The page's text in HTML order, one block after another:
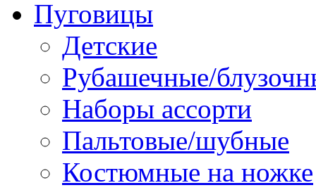
Пуговицы
Детские
Рубашечные/
Наборы ассорти
Пальтовые/шубные
Костюмные на ножке